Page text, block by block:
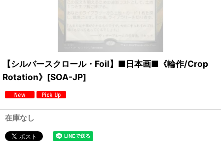
【シルバースクロール・Foil】■日本画■《輪作/Crop
Rotation》[SOA-JP]
在庫なし